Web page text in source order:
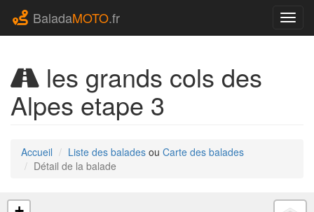
BaladaMOTO.fr
les grands cols des
Alpes etape 3
Accueil Liste des balades ou Carte des balades
Détail de la balade